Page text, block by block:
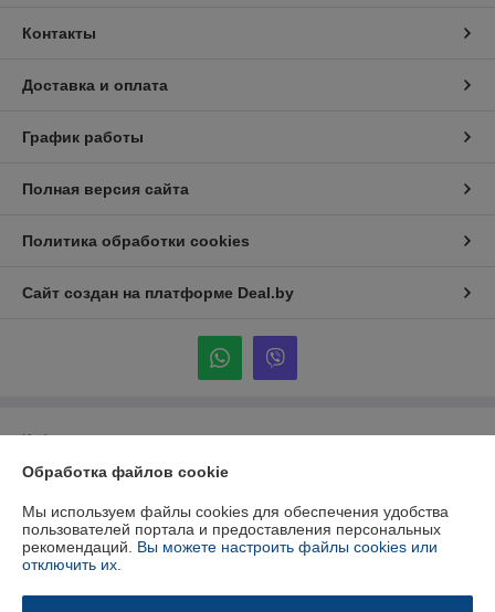
Контакты
Доставка и оплата
График работы
Полная версия сайта
Политика обработки cookies
Сайт создан на платформе Deal.by
Информация для покупателя
Юридическое лицо:ООО «ЧПУ Станок»
Дубовляны, д. 45, корп 1, офис 206
Регистрационный номер ЕГР: 692238116
Обработка файлов cookie
Мы используем файлы cookies для обеспечения удобства
пользователей портала и предоставления персональных
рекомендаций. Вы можете настроить файлы cookies или
отключить их.